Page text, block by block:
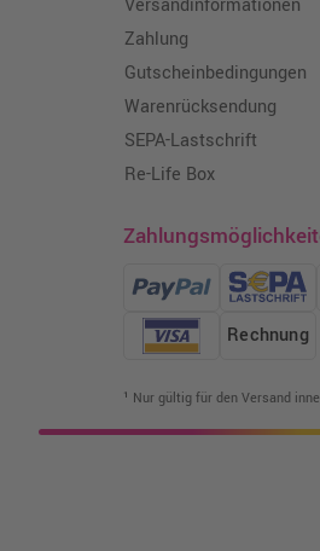
Versandinformationen
Zahlung
Gutscheinbedingungen
Warenrücksendung
SEPA-Lastschrift
Re-Life Box
Rechnung
¹ Nur gültig für den Versand